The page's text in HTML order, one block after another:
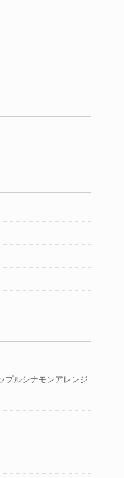
プルシナモンアレンジ